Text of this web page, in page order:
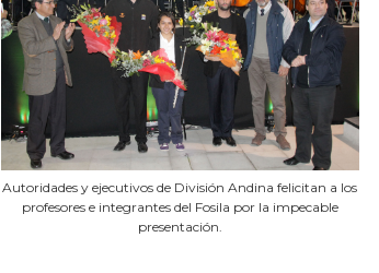
Autoridades y ejecutivos de División Andina felicitan a los
profesores e integrantes del Fosila por la impecable
presentación.